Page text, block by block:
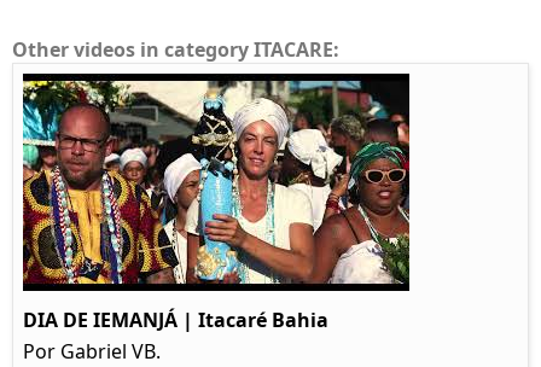
Other videos in category ITACARE:
DIA DE IEMANJÁ | Itacaré Bahia
Por Gabriel VB.